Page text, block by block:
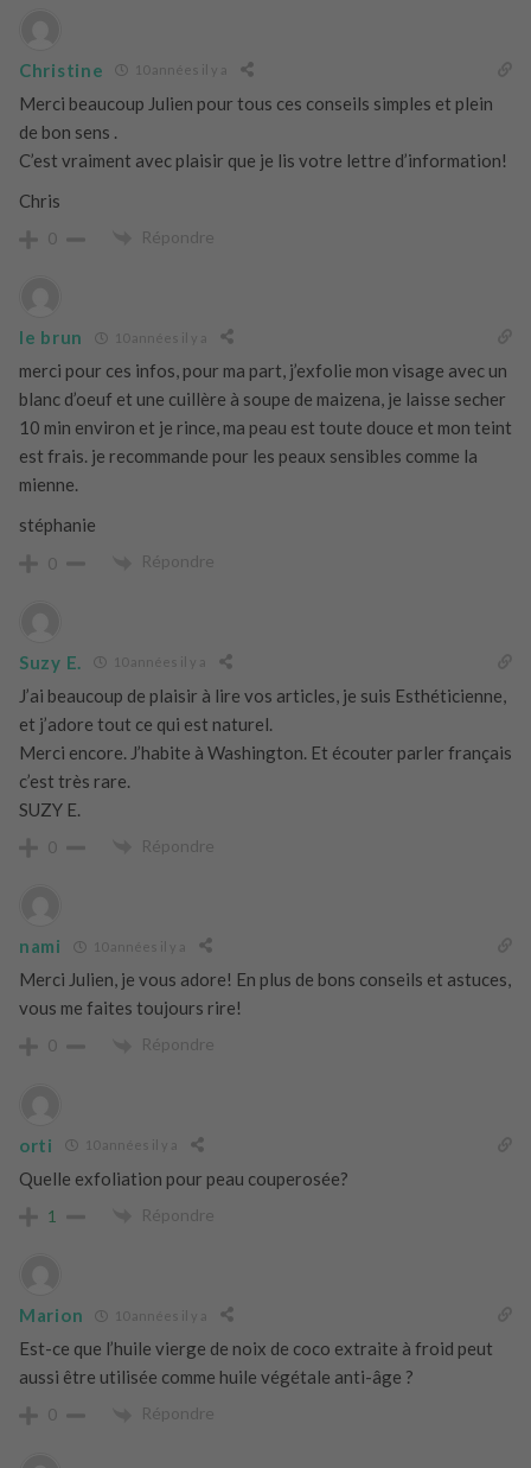
Christine 10 années il y a
Merci beaucoup Julien pour tous ces conseils simples et plein
de bon sens .
C’est vraiment avec plaisir que je lis votre lettre d’information!
Chris
0 Répondre
le brun 10 années il y a
merci pour ces infos, pour ma part, j’exfolie mon visage avec un
blanc d’oeuf et une cuillère à soupe de maizena, je laisse secher
10 min environ et je rince, ma peau est toute douce et mon teint
est frais. je recommande pour les peaux sensibles comme la
mienne.
stéphanie
0 Répondre
Suzy E. 10 années il y a
J’ai beaucoup de plaisir à lire vos articles, je suis Esthéticienne,
et j’adore tout ce qui est naturel.
Merci encore. J’habite à Washington. Et écouter parler français
c’est très rare.
SUZY E.
0 Répondre
nami 10 années il y a
Merci Julien, je vous adore! En plus de bons conseils et astuces,
vous me faites toujours rire!
0 Répondre
orti 10 années il y a
Quelle exfoliation pour peau couperosée?
1 Répondre
Marion 10 années il y a
Est-ce que l’huile vierge de noix de coco extraite à froid peut
aussi être utilisée comme huile végétale anti-âge ?
0 Répondre